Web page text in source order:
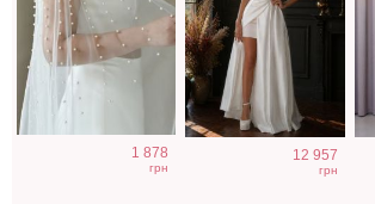
1 878
грн
12 957
грн
Вечернее
нарядное
Нарядный
голубой костюм